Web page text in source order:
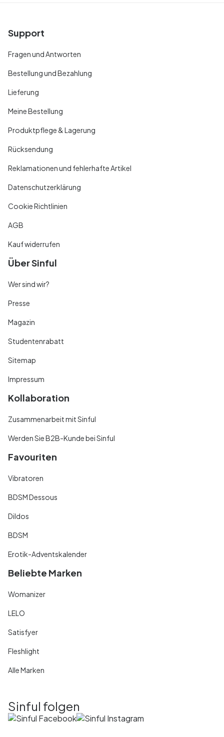
Support
Fragen und Antworten
Bestellung und Bezahlung
Lieferung
Meine Bestellung
Produktpflege & Lagerung
Rücksendung
Reklamationen und fehlerhafte Artikel
Datenschutzerklärung
Cookie Richtlinien
AGB
Kauf widerrufen
Über Sinful
Wer sind wir?
Presse
Magazin
Studentenrabatt
Sitemap
Impressum
Kollaboration
Zusammenarbeit mit Sinful
Werden Sie B2B-Kunde bei Sinful
Favouriten
Vibratoren
BDSM Dessous
Dildos
BDSM
Erotik-Adventskalender
Beliebte Marken
Womanizer
LELO
Satisfyer
Fleshlight
Alle Marken
Sinful folgen